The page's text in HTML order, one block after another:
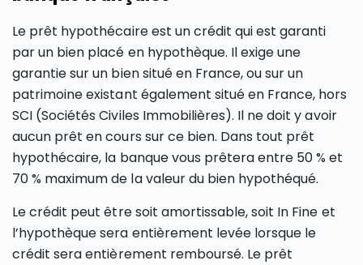
Le prêt hypothécaire est un crédit qui est garanti
par un bien placé en hypothèque. Il exige une
garantie sur un bien situé en France, ou sur un
patrimoine existant également situé en France, hors
SCI (Sociétés Civiles Immobilières). Il ne doit y avoir
aucun prêt en cours sur ce bien. Dans tout prêt
hypothécaire, la banque vous prêtera entre 50 % et
70 % maximum de la valeur du bien hypothéqué.
Le crédit peut être soit amortissable, soit In Fine et
l’hypothèque sera entièrement levée lorsque le
crédit sera entièrement remboursé. Le prêt